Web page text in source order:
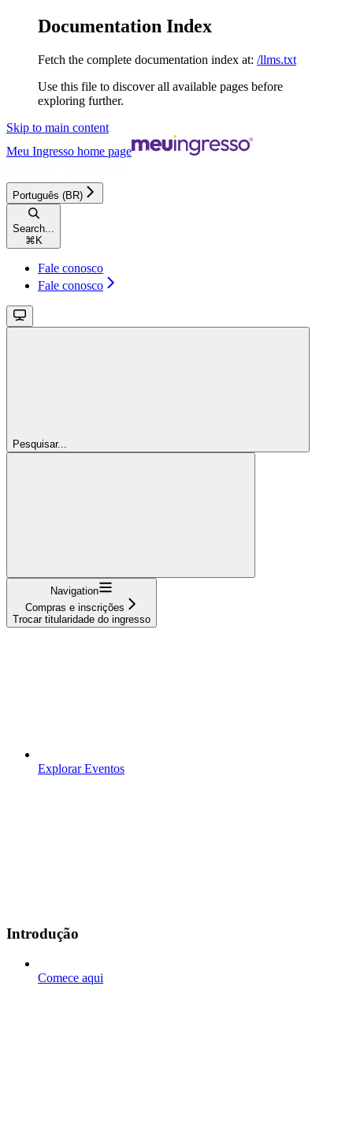
Documentation Index
Fetch the complete documentation index at: /llms.txt
Use this file to discover all available pages before
exploring further.
Skip to main content
Meu Ingresso home page
Português (BR)
Search...
⌘ K
Fale conosco
Fale conosco
Pesquisar...
Navigation
Compras e inscrições
Trocar titularidade do ingresso
Explorar Eventos
Introdução
Comece aqui